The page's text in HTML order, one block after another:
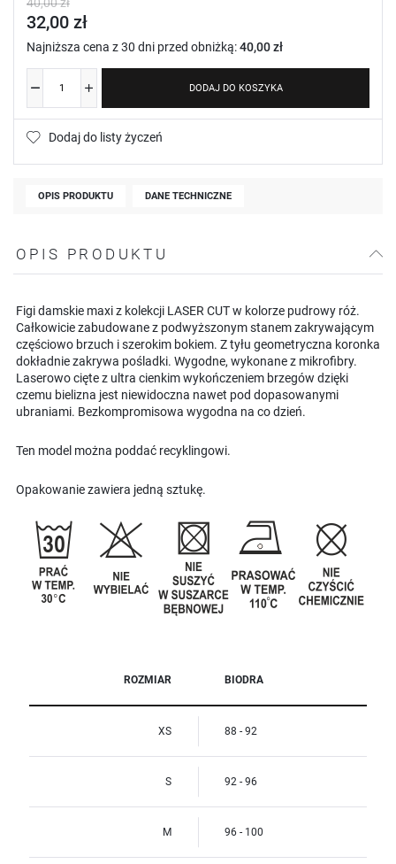
32,00 zł
Najniższa cena z 30 dni przed obniżką:40,00 zł
DODAJ DO KOSZYKA
Dodaj do listy życzeń
OPIS PRODUKTU DANE TECHNICZNE
OPIS PRODUKTU
Figi damskie maxi z kolekcji LASER CUT w kolorze pudrowy róż.
Całkowicie zabudowane z podwyższonym stanem zakrywającym
częściowo brzuch i szerokim bokiem. Z tyłu geometryczna koronka
dokładnie zakrywa pośladki. Wygodne, wykonane z mikrofibry.
Laserowo cięte z ultra cienkim wykończeniem brzegów dzięki
czemu bielizna jest niewidoczna nawet pod dopasowanymi
ubraniami. Bezkompromisowa wygodna na co dzień.
Ten model można poddać recyklingowi.
Opakowanie zawiera jedną sztukę.
ROZMIAR BIODRA
XS 88 - 92
S 92 - 96
M 96 - 100